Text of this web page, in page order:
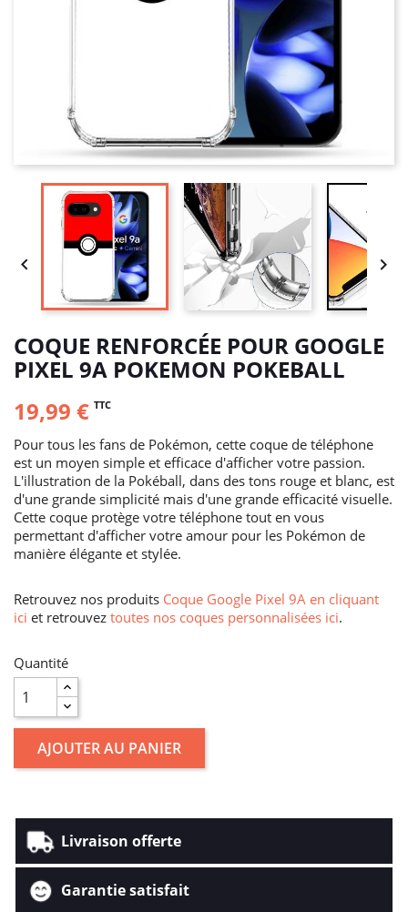
 
COQUE RENFORCÉE POUR GOOGLE
PIXEL 9A POKEMON POKEBALL
19,99 € TTC
Pour tous les fans de Pokémon, cette coque de téléphone
est un moyen simple et efficace d'afficher votre passion.
L'illustration de la Pokéball, dans des tons rouge et blanc, est
d'une grande simplicité mais d'une grande efficacité visuelle.
Cette coque protège votre téléphone tout en vous
permettant d'afficher votre amour pour les Pokémon de
manière élégante et stylée.
Retrouvez nos produits Coque Google Pixel 9A en cliquant
ici et retrouvez toutes nos coques personnalisées ici.
Quantité
AJOUTER AU PANIER
Livraison offerte
Garantie satisfait